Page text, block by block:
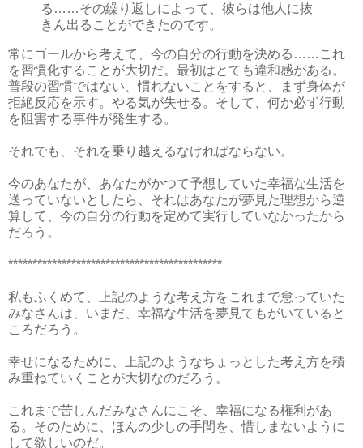
る……その繰り返しによって、彼らは他人に抜
きん出ることができたのです。
常にゴールから考えて、今の自分の行動を決める……これ
を習慣化することが大切だ。最初はとても違和感がある。
普段の習慣ではない、慣れないことをすると、まず身体が
拒絶反応を示す。やる気が失せる。そして、何か必ず行動
を阻害する事件が発生する。
それでも、それを乗り越えるなければならない。
今のあなたが、あなたがかつて予想していた幸福な生活を
送っていないとしたら、それはあなたが夢見た理想から逆
算して、今の自分の行動を定めて実行していなかったから
だろう。
********************************************
私もふくめて、上記のような考え方をこれまで怠っていた
みなさんは、いまだ、幸福な生活を夢見てもがいていると
ころだろう。
幸せになるために、上記のようなちょっとした考え方を積
み重ねていくことが大切なのだろう。
これまで苦しんだみなさんにこそ、幸福になる権利があ
る。そのために、ほんの少しの手間を、惜しまないように
して欲しいのだ。